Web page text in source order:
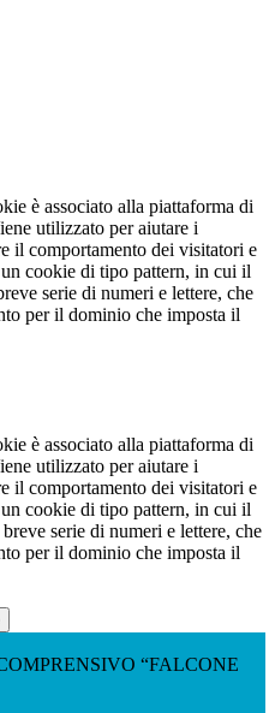
è associato alla piattaforma di
utilizzato per aiutare i
il comportamento dei visitatori e
cookie di tipo pattern, in cui il
serie di numeri e lettere, che
per il dominio che imposta il
è associato alla piattaforma di
utilizzato per aiutare i
il comportamento dei visitatori e
cookie di tipo pattern, in cui il
serie di numeri e lettere, che
per il dominio che imposta il
“FALCONE